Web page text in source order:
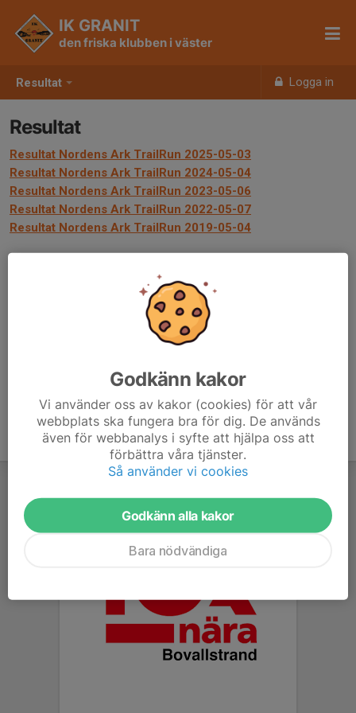
Resultat Logga in
IK GRANIT
den friska klubben i väster
Resultat
Resultat Nordens Ark TrailRun 2025-05-03
Resultat Nordens Ark TrailRun 2024-05-04
Resultat Nordens Ark TrailRun 2023-05-06
Resultat Nordens Ark TrailRun 2022-05-07
Resultat Nordens Ark TrailRun 2019-05-04
Godkänn kakor
Vi använder oss av kakor (cookies) för att vår
webbplats ska fungera bra för dig. De används
även för webbanalys i syfte att hjälpa oss att
förbättra våra tjänster.
Så använder vi cookies
Godkänn alla kakor
Bara nödvändiga